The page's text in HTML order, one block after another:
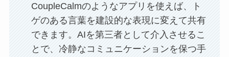
CoupleCalmのようなアプリを使えば、ト
ゲのある言葉を建設的な表現に変えて共有
できます。AIを第三者として介入させるこ
とで、冷静なコミュニケーションを保つ手